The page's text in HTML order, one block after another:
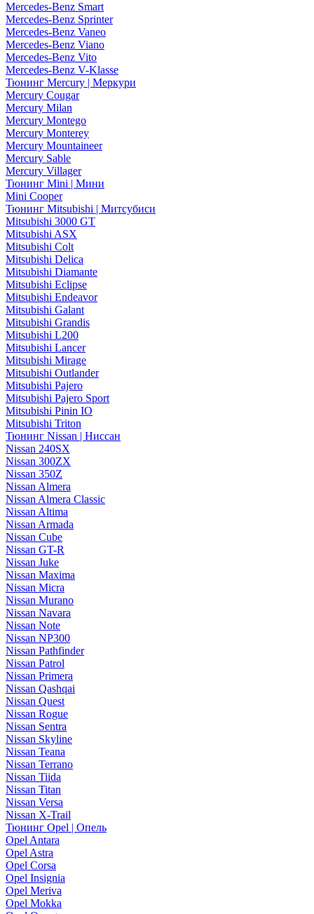
Mercedes-Benz Smart
Mercedes-Benz Sprinter
Mercedes-Benz Vaneo
Mercedes-Benz Viano
Mercedes-Benz Vito
Mercedes-Benz V-Klasse
Тюнинг Mercury | Меркури
Mercury Cougar
Mercury Milan
Mercury Montego
Mercury Monterey
Mercury Mountaineer
Mercury Sable
Mercury Villager
Тюнинг Mini | Мини
Mini Cooper
Тюнинг Mitsubishi | Митсубиси
Mitsubishi 3000 GT
Mitsubishi ASX
Mitsubishi Colt
Mitsubishi Delica
Mitsubishi Diamante
Mitsubishi Eclipse
Mitsubishi Endeavor
Mitsubishi Galant
Mitsubishi Grandis
Mitsubishi L200
Mitsubishi Lancer
Mitsubishi Mirage
Mitsubishi Outlander
Mitsubishi Pajero
Mitsubishi Pajero Sport
Mitsubishi Pinin IO
Mitsubishi Triton
Тюнинг Nissan | Ниссан
Nissan 240SX
Nissan 300ZX
Nissan 350Z
Nissan Almera
Nissan Almera Classic
Nissan Altima
Nissan Armada
Nissan Cube
Nissan GT-R
Nissan Juke
Nissan Maxima
Nissan Micra
Nissan Murano
Nissan Navara
Nissan Note
Nissan NP300
Nissan Pathfinder
Nissan Patrol
Nissan Primera
Nissan Qashqai
Nissan Quest
Nissan Rogue
Nissan Sentra
Nissan Skyline
Nissan Teana
Nissan Terrano
Nissan Tiida
Nissan Titan
Nissan Versa
Nissan X-Trail
Тюнинг Opel | Опель
Opel Antara
Opel Astra
Opel Corsa
Opel Insignia
Opel Meriva
Opel Mokka